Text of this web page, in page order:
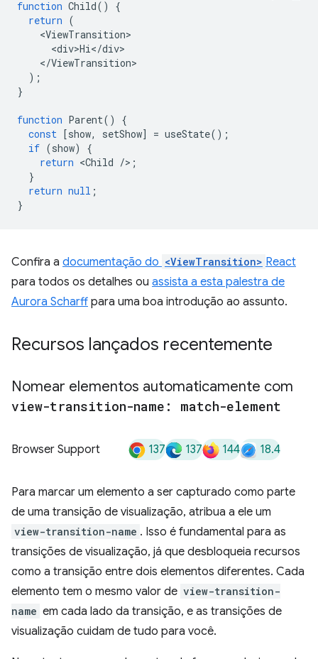
function Child()
{
return (
<ViewTransition
<div>Hi</div
</ViewTransition
);
}
function Parent()
{
const [show, setShow] = useState();
if (show)
{
return <Child /> ;
}
return null ;
}
Confira a documentação do <ViewTransition> React
para todos os detalhes ou assista a esta palestra de
Aurora Scharff para uma boa introdução ao assunto.
Recursos lançados recentemente
Nomear elementos automaticamente com
view-transition-name: match-element
Browser Support 137 137 144 18.4
Para marcar um elemento a ser capturado como parte
de uma transição de visualização, atribua a ele um
view-transition-name . Isso é fundamental para as
transições de visualização, já que desbloqueia recursos
como a transição entre dois elementos diferentes. Cada
elemento tem o mesmo valor de view-transition-
name em cada lado da transição, e as transições de
visualização cuidam de tudo para você.